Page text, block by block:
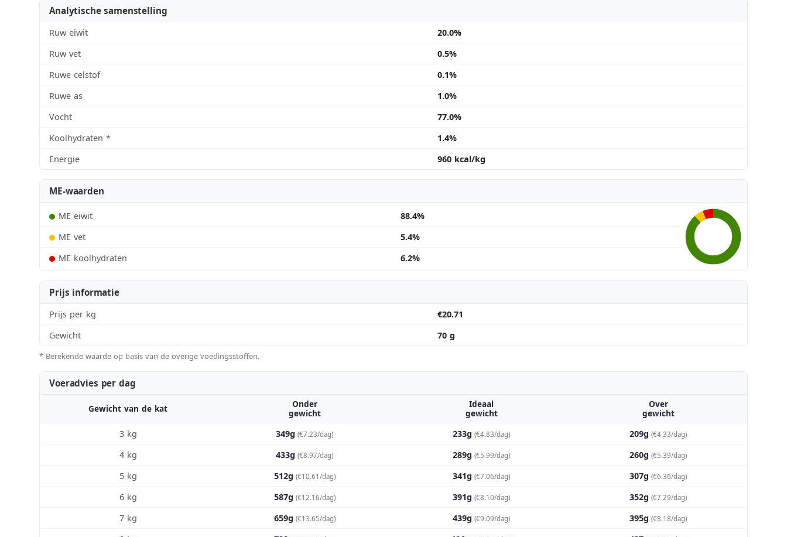
Analytische samenstelling
Ruw eiwit
20.0%
Ruw vet
0.5%
Ruwe celstof
0.1%
Ruwe as
1.0%
Vocht
77.0%
Koolhydraten *
1.4%
Energie
960 kcal/kg
ME-waarden
ME eiwit
88.4%
ME vet
5.4%
ME koolhydraten
6.2%
Prijs informatie
Prijs per kg
€20.71
Gewicht
70 g
* Berekende waarde op basis van de overige voedingsstoffen.
Voeradvies per dag
Gewicht van de kat
Onder
gewicht
Ideaal
gewicht
Over
gewicht
3 kg
349g (€7.23/dag) 233g (€4.83/dag) 209g (€4.33/dag)
4 kg 433g (€8.97/dag) 289g (€5.99/dag) 260g (€5.39/dag)
5 kg 512g (€10.61/dag) 341g (€7.06/dag) 307g (€6.36/dag)
6 kg 587g (€12.16/dag) 391g (€8.10/dag) 352g (€7.29/dag)
7 kg 659g (€13.65/dag) 439g (€9.09/dag) 395g (€8.18/dag)